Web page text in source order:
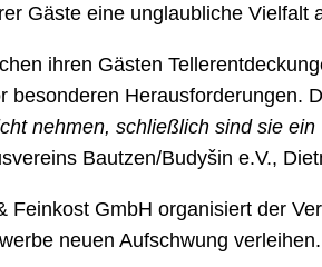
Gäste eine unglaubliche Vielfalt
ihren Gästen
nehmen, schließlich sind sie
Bautzen/Budyšin e.V.,
Feinkost GmbH organisiert der
neuen Aufschwung verleihen.